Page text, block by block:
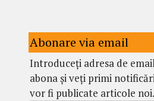
Abonare via email
Introduceți adresa de
abona și veți primi
vor fi publicate articole noi.